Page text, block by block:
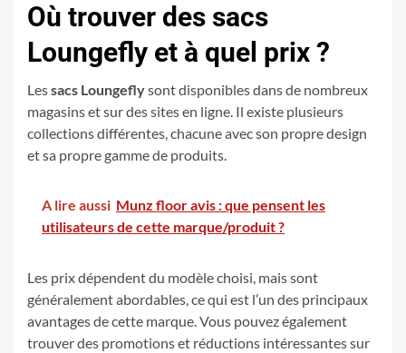
Où trouver des sacs
Loungefly et à quel prix ?
Lessacs Loungeflysont disponibles dans de nombreux
magasins et sur des sites en ligne. Il existe plusieurs
collections différentes, chacune avec son propre design
et sa propre gamme de produits.
A lire aussi Munz floor avis : que pensent les
utilisateurs de cette marque/produit ?
Les prix dépendent du modèle choisi, mais sont
généralement abordables, ce qui est l’un des principaux
avantages de cette marque. Vous pouvez également
trouver des promotions et réductions intéressantes sur